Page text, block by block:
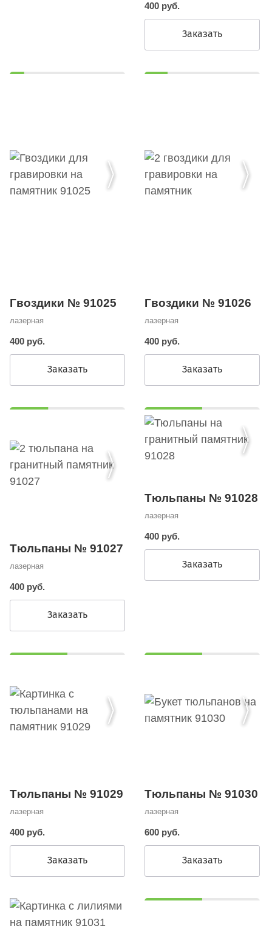
400 руб.
Заказать
Гвоздики № 91025
лазерная
400 руб.
Заказать
Гвоздики № 91026
лазерная
400 руб.
Заказать
Тюльпаны № 91027
лазерная
400 руб.
Заказать
Тюльпаны № 91028
лазерная
400 руб.
Заказать
Тюльпаны № 91029
лазерная
400 руб.
Заказать
Тюльпаны № 91030
лазерная
600 руб.
Заказать